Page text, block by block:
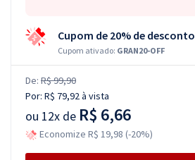
Cupom de 20% de desconto
Cupom ativado: GRAN20-OFF
De: R$ 99,90
Por: R$ 79,92à vista
ou 12x de R$ 6,66
Economize R$ 19,98 (-20%)